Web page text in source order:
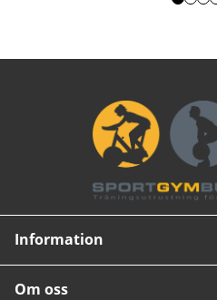
Information
Om oss